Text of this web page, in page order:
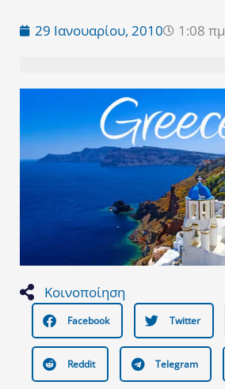
29 Ιανουαρίου, 2010 1:08 πμ
Κοινοποίηση
Facebook Twitter
Reddit Telegram